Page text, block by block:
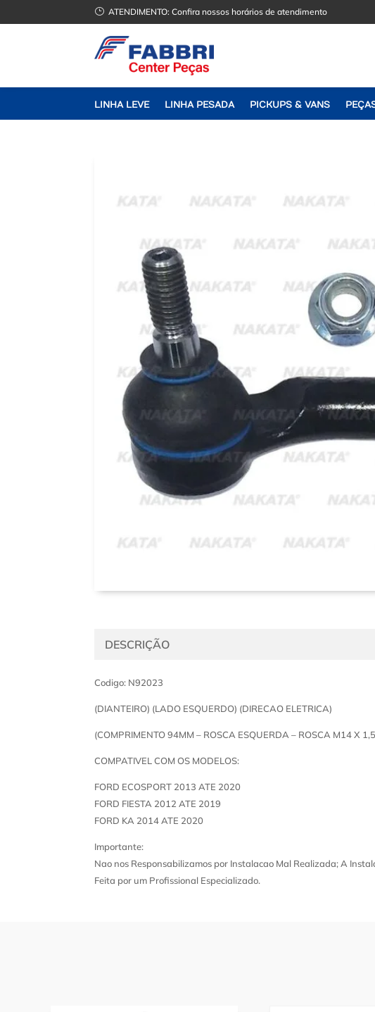
} ATENDIMENTO:Confira nossos horários de atendimento
LINHA LEVE LINHA PESADA PICKUPS & VANS
DESCRIÇÃO
Codigo: N92023
(DIANTEIRO) (LADO ESQUERDO) (DIRECAO ELETRICA)
(COMPRIMENTO 94MM – ROSCA ESQUERDA – ROSCA M14 X
COMPATIVEL COM OS MODELOS:
FORD ECOSPORT 2013 ATE 2020
FORD FIESTA 2012 ATE 2019
FORD KA 2014 ATE 2020
Importante:
Nao nos Responsabilizamos por Instalacao Mal Realizada; A
Feita por um Profissional Especializado.